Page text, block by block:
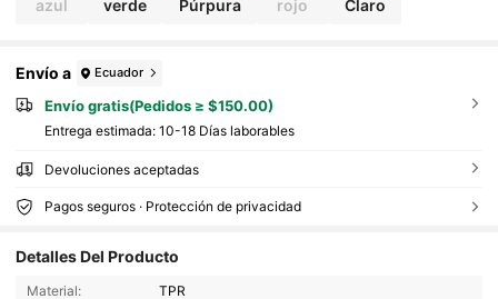
zas
azul verde Púrpura rojo Claro
Envío a Ecuador
Envío gratis(Pedidos ≥ $150.00)
Entrega estimada: 10-18 Días laborables
Devoluciones aceptadas
Pagos seguros · Protección de privacidad
Detalles Del Producto
Material: TPR
4.57 17 Seguidores